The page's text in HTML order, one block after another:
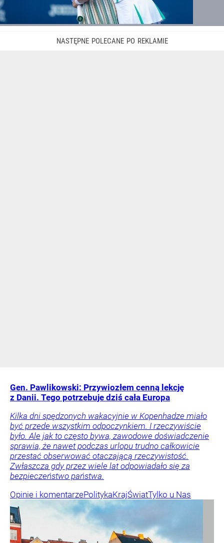
Gen. Pawlikowski: Przywiozłem cenną lekcję
z Danii. Tego potrzebuje dziś cała Europa
Kilka dni spędzonych wakacyjnie w Kopenhadze miało
być przede wszystkim odpoczynkiem. I rzeczywiście
było. Ale jak to często bywa, zawodowe doświadczenie
sprawia, że nawet podczas urlopu trudno całkowicie
przestać obserwować otaczającą rzeczywistość.
Zwłaszcza gdy przez wiele lat odpowiadało się za
bezpieczeństwo państwa.
Opinie i komentarzePolitykaKrajŚwiatTylko u Nas